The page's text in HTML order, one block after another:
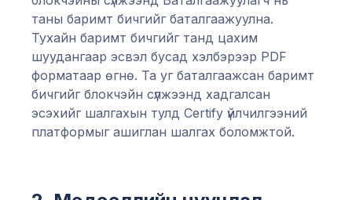
таны баримт бичгийг баталгаажуулна.
Тухайн баримт бичгийг танд цахим
шуудангаар эсвэл бусад хэлбэрээр PDF
форматаар өгнө. Та уг баталгаажсан баримт
бичгийг блокчэйн сүлжээнд хадгалсан
эсэхийг шалгахын тулд Certify үйлчилгээний
платформыг ашиглан шалгах боломжтой.